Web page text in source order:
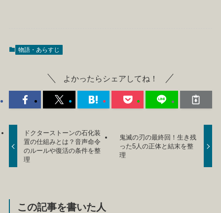
物語・あらすじ
よかったらシェアしてね！
ドクターストーンの石化装
置の仕組みとは？音声命令
のルールや復活の条件を整
理
鬼滅の刃の最終回！生き残
った5人の正体と結末を整
理
この記事を書いた人